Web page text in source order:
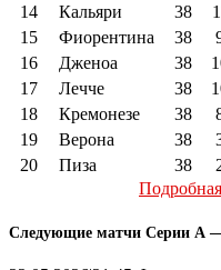
14
Кальяри 38
15
Фиорентина 38
16
Дженоа 38
17
Лечче 38
18
Кремонезе 38
19
Верона 38
20
Пиза 38
Следующие матчи Серии А